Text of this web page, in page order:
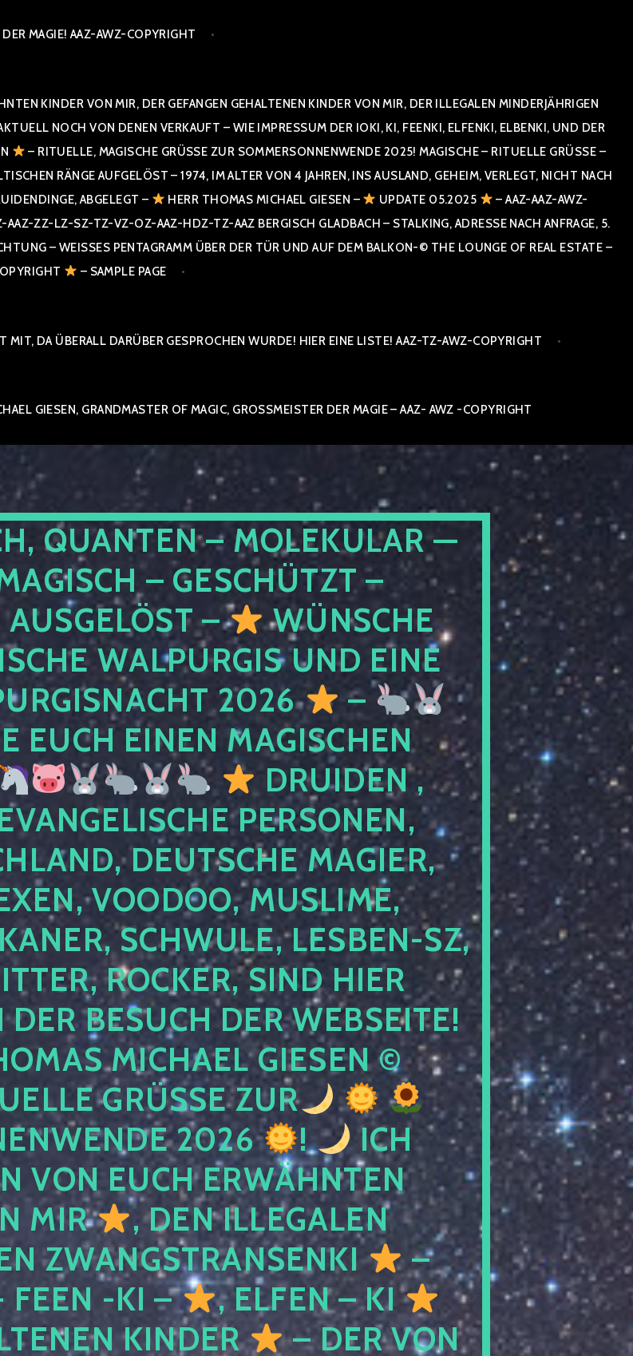
DER MAGIE! AAZ-AWZ-COPYRIGHT
KINDER VON MIR, DER GEFANGEN GEHALTENEN KINDER VON MIR, DER ILLEGALEN MINDERJÄHRIGEN
NOCH VON DENEN VERKAUFT – WIE IMPRESSUM DER IOKI, KI, FEENKI, ELFENKI, ELBENKI, UND DER
– RITUELLE, MAGISCHE GRÜSSE ZUR SOMMERSONNENWENDE 2025! MAGISCHE – RITUELLE GRÜSSE – GR
RÄNGE AUFGELÖST – 1974, IM ALTER VON 4 JAHREN, INS AUSLAND, GEHEIM, VERLEGT, NICHT NACH SPA
ABGELEGT –
HERR THOMAS MICHAEL GIESEN – UPDATE 05.2025
– AAZ-AAZ-AWZ-
ZZ-LZ-SZ-TZ-VZ-OZ-AAZ-HDZ-TZ-AAZ BERGISCH GLADBACH – STALKING, ADRESSE NACH ANFRAGE, 5. E
– WEISSES PENTAGRAMM ÜBER DER TÜR UND AUF DEM BALKON-© THE LOUNGE OF REAL ESTATE – CO
– SAMPLE PAGE
MIT, DA ÜBERALL DARÜBER GESPROCHEN WURDE! HIER EINE LISTE! AAZ-TZ-AWZ-COPYRIGHT
GIESEN, GRANDMASTER OF MAGIC, GROSSMEISTER DER MAGIE – AAZ- AWZ -COPYRIGHT
QUANTEN – MOLEKULAR —
– GESCHÜTZT –
AUSGELÖST –
WÜNSCHE
WALPURGIS UND EINE
2026
–
EUCH EINEN MAGISCHEN
DRUIDEN ,
PERSONEN,
DEUTSCHE MAGIER,
VOODOO, MUSLIME,
SCHWULE, LESBEN-SZ,
ROCKER, SIND HIER
BESUCH DER WEBSEITE!
MICHAEL GIESEN ©
GRÜSSE ZUR
2026
!
ICH
VON EUCH ERWÄHNTEN
MIR
, DEN ILLEGALEN
ZWANGSTRANSENKI
–
FEEN -KI –
, ELFEN – KI
KINDER
– DER VON